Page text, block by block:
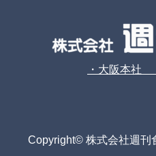
・大阪本社
Copyright© 株式会社週